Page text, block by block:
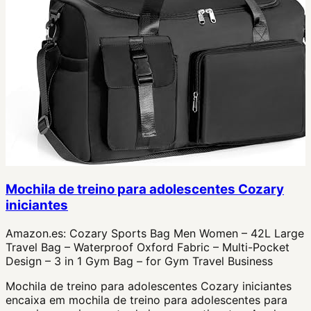
Mochila de treino para adolescentes Cozary
iniciantes
Amazon.es: Cozary Sports Bag Men Women – 42L Large
Travel Bag – Waterproof Oxford Fabric – Multi-Pocket
Design – 3 in 1 Gym Bag – for Gym Travel Business
Mochila de treino para adolescentes Cozary iniciantes
encaixa em mochila de treino para adolescentes para